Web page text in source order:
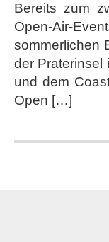
startete
mit
Chill
in
den
Sommer
Bereits zum
Open-Air-
sommerlichen
der Praterinsel
und dem
Open […]